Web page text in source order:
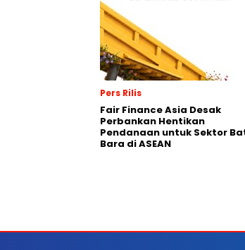
Pers Rilis
Fair Finance Asia Desak
Perbankan Hentikan
Pendanaan untuk Sektor
Bara di ASEAN